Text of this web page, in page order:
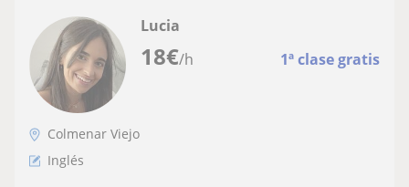
18€/h 1ª clase gratis
Lucia
Colmenar Viejo
Inglés